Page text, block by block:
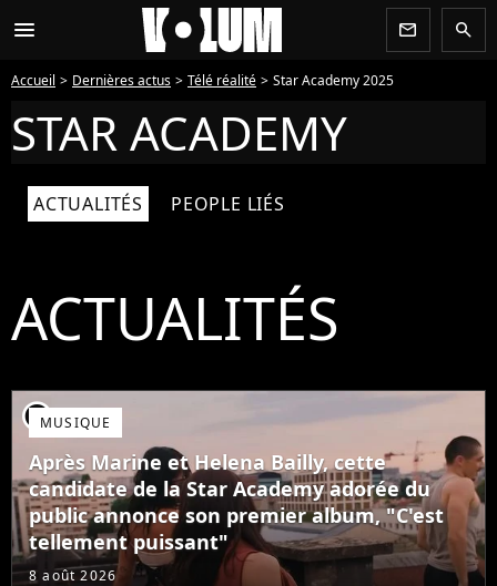
menu newsletter search
Accueil Dernières actus Télé réalité Star Academy 2025
STAR ACADEMY
ACTUALITÉS PEOPLE LIÉS
ACTUALITÉS
player2MUSIQUE
Après Marine et Helena Bailly, cette
candidate de la Star Academy adorée du
public annonce son premier album, "C'est
tellement puissant"
8 août 2026